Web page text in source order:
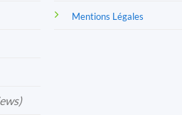
Mentions Légales